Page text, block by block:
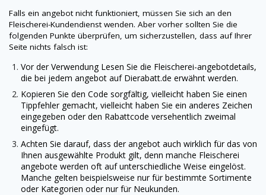
Falls ein angebot nicht funktioniert, müssen Sie sich an den
Fleischerei-Kundendienst wenden. Aber vorher sollten Sie die
folgenden Punkte überprüfen, um sicherzustellen, dass auf Ihrer
Seite nichts falsch ist:
Vor der Verwendung Lesen Sie die Fleischerei-angebotdetails,
die bei jedem angebot auf Dierabatt.de erwähnt werden.
Kopieren Sie den Code sorgfältig, vielleicht haben Sie einen
Tippfehler gemacht, vielleicht haben Sie ein anderes Zeichen
eingegeben oder den Rabattcode versehentlich zweimal
eingefügt.
Achten Sie darauf, dass der angebot auch wirklich für das von
Ihnen ausgewählte Produkt gilt, denn manche Fleischerei
angebote werden oft auf unterschiedliche Weise eingelöst.
Manche gelten beispielsweise nur für bestimmte Sortimente
oder Kategorien oder nur für Neukunden.